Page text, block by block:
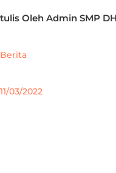
Oleh Admin SMP DH
Berita
11/03/2022